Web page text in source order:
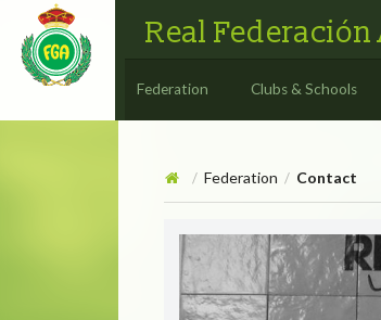
Real
Federation Clubs & Schools
/ Federation / Contact